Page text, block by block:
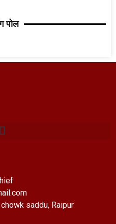
पोल
saddu, Raipur